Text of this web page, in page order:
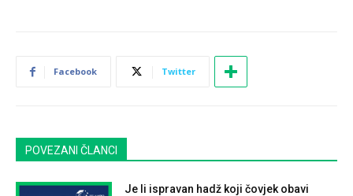
Facebook Twitter
POVEZANI ČLANCI
Je li ispravan hadž koji čovjek obavi